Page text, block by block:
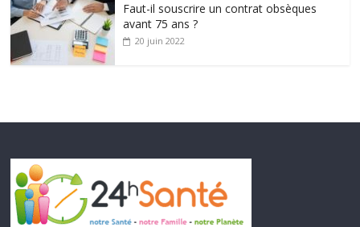
Faut-il souscrire un contrat obsèques
avant 75 ans ?
20 juin 2022